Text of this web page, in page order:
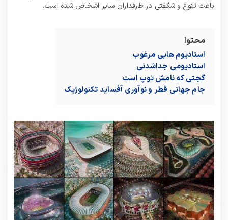
باعث تنوع و شگفتی در طرفداران سایر اشخاص شده است.
محتوا
استادیوم هایی مرغوب
استادیومی جداشدنی
گجتی که نامش توپ است
جام جهانی قطر و نوآوری آفساید تکنولوژیک